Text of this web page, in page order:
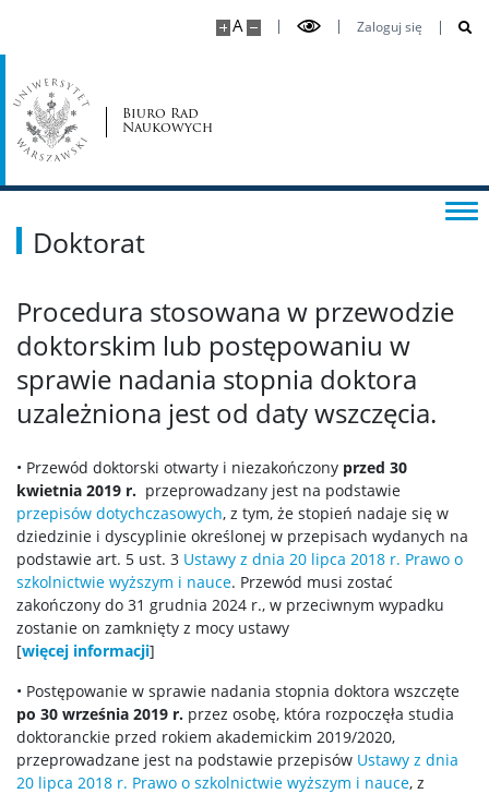
A Zaloguj się
Biuro Rad
Naukowych
Literaturoznawstwo
Nauki o Kulturze i Religii oraz Etnologia i
Nauki o Sztuce
Ekonomia i Finanse
Geografia Społeczno-Ekonomiczna i Gospodarka
Nauki o Bezpieczeństwie
Nauki o Komunikacji Społecznej i Mediach
Nauki o Polityce i Administracji
Nauki o Zarządzaniu i Jakości
Nauki Prawne
Doktorat
Procedura stosowana w przewodzie
doktorskim lub postępowaniu w
sprawie nadania stopnia doktora
uzależniona jest od daty wszczęcia.
• Przewód doktorski otwarty i niezakończony przed 30
kwietnia 2019 r. przeprowadzany jest na podstawie
przepisów dotychczasowych, z tym, że stopień nadaje się w
dziedzinie i dyscyplinie określonej w przepisach wydanych na
podstawie art. 5 ust. 3 Ustawy z dnia 20 lipca 2018 r. Prawo o
szkolnictwie wyższym i nauce. Przewód musi zostać
zakończony do 31 grudnia 2024 r., w przeciwnym wypadku
zostanie on zamknięty z mocy ustawy
[więcej informacji]
• Postępowanie w sprawie nadania stopnia doktora wszczęte
po 30 września 2019 r. przez osobę, która rozpoczęła studia
doktoranckie przed rokiem akademickim 2019/2020,
przeprowadzane jest na podstawie przepisów Ustawy z dnia
20 lipca 2018 r. Prawo o szkolnictwie wyższym i nauce, z